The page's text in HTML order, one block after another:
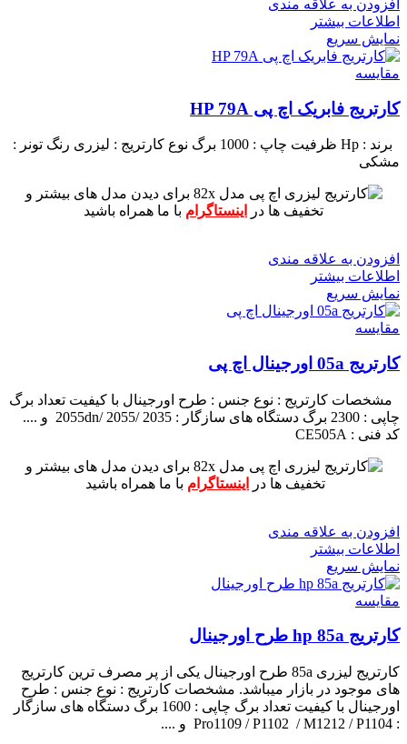
افزودن به علاقه مندی
اطلاعات بیشتر
نمایش سریع
مقايسه
کارتریج فابریک اچ پی HP 79A
برند : Hp ظرفیت چاپ : 1000 برگ نوع کارتریج : لیزری رنگ تونر :
مشکی
برای دیدن مدل های بیشتر و
تخفیف ها در
اینستاگرام با ما همراه باشید
افزودن به علاقه مندی
اطلاعات بیشتر
نمایش سریع
مقايسه
کارتریج 05a اورجینال اچ پی
مشخصات کارتریج : نوع جنس : طرح اورجینال با کیفیت تعداد برگ
چاپی : 2300 برگ
دستگاه های سازگار : 2055dn/ 2055/ 2035 و ....
کد فنی : CE505A
برای دیدن مدل های بیشتر و
تخفیف ها در
اینستاگرام با ما همراه باشید
افزودن به علاقه مندی
اطلاعات بیشتر
نمایش سریع
مقايسه
کارتریج hp 85a طرح اورجینال
کارتریج لیزری 85a طرح اورجینال یکی از پر مصرف ترین کارتریج
های موجود در بازار میباشد. مشخصات کارتریج : نوع جنس : طرح
اورجینال با کیفیت تعداد برگ چاپی : 1600 برگ
دستگاه های سازگار
: Pro1109 / P1102 / M1212 / P1104 و ....